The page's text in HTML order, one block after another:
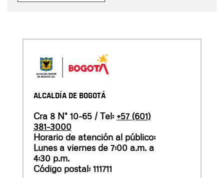
ALCALDÍA DE BOGOTÁ
Cra 8 N° 10-65 / Tel: +57 (601)
381-3000
Horario de atención al público:
Lunes a viernes de 7:00 a.m. a
4:30 p.m.
Código postal: 111711